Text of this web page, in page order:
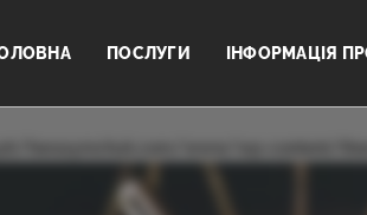
ПОСЛУГИ ІНФОРМАЦІЯ